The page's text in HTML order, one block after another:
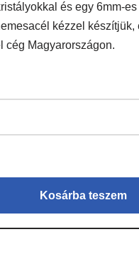
és egy 6mm-
kézzel
cég Magyarországon.
Kosárba teszem